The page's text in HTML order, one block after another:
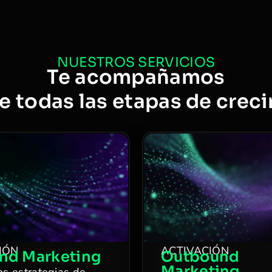
NUESTROS SERVICIOS
Te acompañamos
todas las etapas de
Marketing ACTIVACIÓN
Outbound